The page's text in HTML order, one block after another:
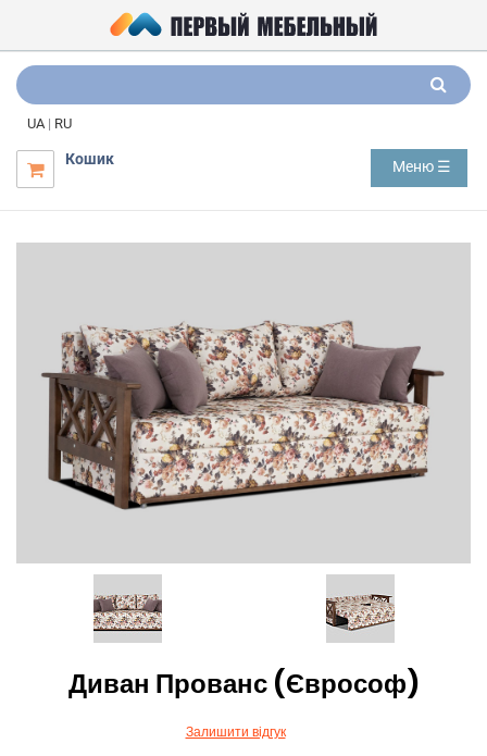
UA | RU

Кошик Меню ☰
Диван Прованс (Єврософ)
Залишити відгук